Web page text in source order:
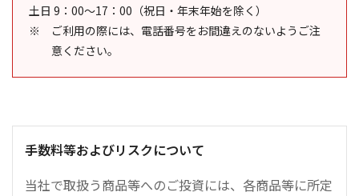
土日 9：00～17：00（祝日・年末年始を除く）
ご利用の際には、電話番号をお間違えのないようご注
意ください。
手数料等およびリスクについて
当社で取扱う商品等へのご投資には、各商品等に所定